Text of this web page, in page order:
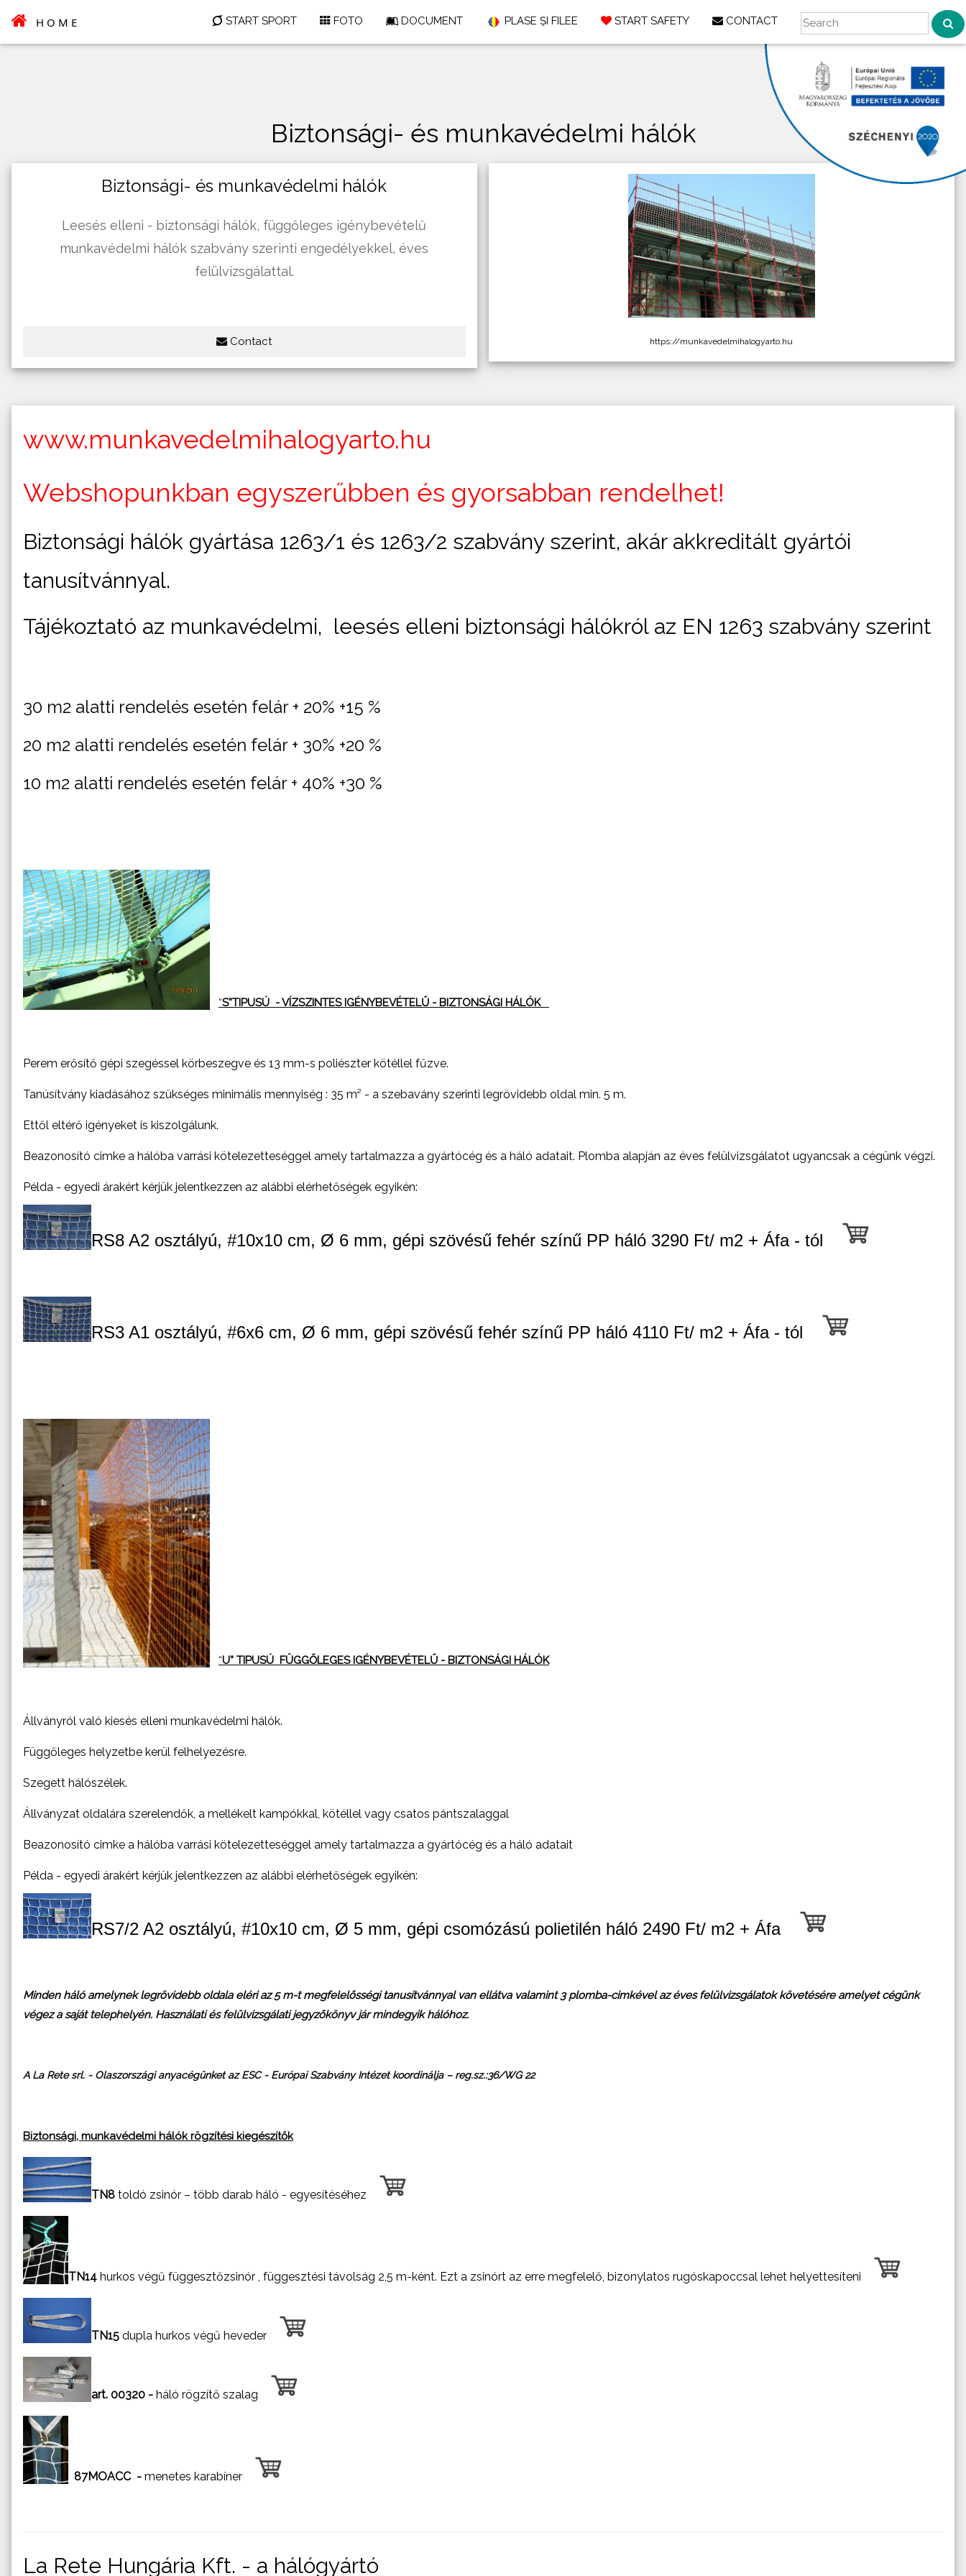
HOME START SPORT FOTO DOCUMENT PLASE ȘI FILEE START SAFETY CONTACT
Biztonsági- és munkavédelmi hálók
Biztonsági- és munkavédelmi hálók
Leesés elleni - biztonsági hálók, függőleges igénybevételű
munkavédelmi hálók szabvány szerinti engedélyekkel, éves
felülvizsgálattal.
Contact https://munkavedelmihalogyarto.hu
www.munkavedelmihalogyarto.hu
Webshopunkban egyszerűbben és gyorsabban rendelhet!
Biztonsági hálók gyártása 1263/1 és 1263/2 szabvány szerint, akár akkreditált gyártói
tanusítvánnyal.
Tájékoztató az munkavédelmi, leesés elleni biztonsági hálókról az EN 1263 szabvány szerint
30 m2 alatti rendelés esetén felár + 20% +15 %
20 m2 alatti rendelés esetén felár + 30% +20 %
10 m2 alatti rendelés esetén felár + 40% +30 %
“S”TIPUSÚ - VÍZSZINTES IGÉNYBEVÉTELŰ - BIZTONSÁGI HÁLÓK
Perem erősítő gépi szegéssel körbeszegve és 13 mm-s poliészter kötéllel fűzve.
Tanúsítvány kiadásához szükséges minimális mennyiség : 35 m² - a szebavány szerinti legrövidebb oldal min. 5 m.
Ettől eltérő igényeket is kiszolgálunk.
Beazonosító cimke a hálóba varrási kötelezetteséggel amely tartalmazza a gyártócég és a háló adatait. Plomba alapján az éves felülvizsgálatot ugyancsak a cégünk végzi.
Példa - egyedi árakért kérjük jelentkezzen az alábbi elérhetőségek egyikén:
RS8 A2 osztályú, #10x10 cm, Ø 6 mm, gépi szövésű fehér színű PP háló 3290 Ft/ m2 + Áfa - tól
RS3 A1 osztályú, #6x6 cm, Ø 6 mm, gépi szövésű fehér színű PP háló 4110 Ft/ m2 + Áfa - tól
“U” TIPUSÚ FÜGGŐLEGES IGÉNYBEVÉTELŰ - BIZTONSÁGI HÁLÓK
Állványról való kiesés elleni munkavédelmi hálók.
Függőleges helyzetbe kerül felhelyezésre.
Szegett hálószélek.
Állványzat oldalára szerelendők, a mellékelt kampókkal, kötéllel vagy csatos pántszalaggal
Beazonosító cimke a hálóba varrási kötelezetteséggel amely tartalmazza a gyártócég és a háló adatait
Példa - egyedi árakért kérjük jelentkezzen az alábbi elérhetőségek egyikén:
RS7/2 A2 osztályú, #10x10 cm, Ø 5 mm, gépi csomózású polietilén háló 2490 Ft/ m2 + Áfa
Minden háló amelynek legrövidebb oldala eléri az 5 m-t megfelelősségi tanusítvánnyal van ellátva valamint 3 plomba-cimkével az éves felülvizsgálatok követésére amelyet cégünk
végez a saját telephelyén. Használati és felülvizsgálati jegyzőkönyv jár mindegyik hálóhoz.
A La Rete srl. - Olaszországi anyacégünket az ESC - Európai Szabvány Intézet koordinálja – reg.sz.:36/WG 22
Biztonsági, munkavédelmi hálók rögzítési kiegészítők
TN8 toldó zsinór – több darab háló - egyesítéséhez
TN14 hurkos végű függesztőzsinór , függesztési távolság 2,5 m-ként. Ezt a zsinórt az erre megfelelő, bizonylatos rugóskapoccsal lehet helyettesíteni
TN15 dupla hurkos végű heveder
art. 00320 - háló rögzítő szalag
87MOACC - menetes karabíner
La Rete Hungária Kft. - a hálógyártó